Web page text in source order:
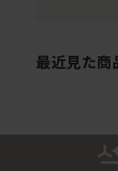
最近見た商